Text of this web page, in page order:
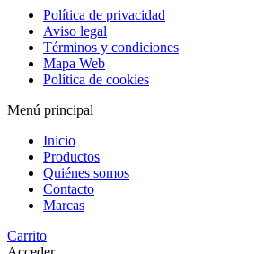
Política de privacidad
Aviso legal
Términos y condiciones
Mapa Web
Política de cookies
Menú principal
Inicio
Productos
Quiénes somos
Contacto
Marcas
Carrito